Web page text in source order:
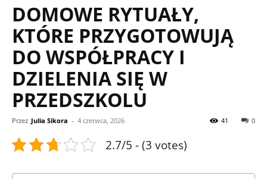
DOMOWE RYTUAŁY,
KTÓRE PRZYGOTOWUJĄ
DO WSPÓŁPRACY I
DZIELENIA SIĘ W
PRZEDSZKOLU
Przez Julia Sikora - 4 czerwca, 2026 0
41
2.7/5 - (3 votes)